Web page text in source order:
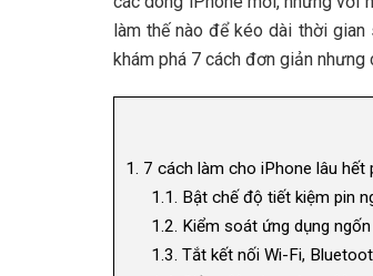
làm thế nào để kéo dài thời
khám phá 7 cách đơn giản
1. 7 cách làm cho iPhone lâu hết
1.1. Bật chế độ tiết kiệm pin
1.2. Kiểm soát ứng dụng ngốn
1.3. Tắt kết nối Wi-Fi,